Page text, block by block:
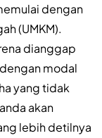
dengan
(UMKM).
dianggap
modal
yang tidak
akan
lebih detilnya